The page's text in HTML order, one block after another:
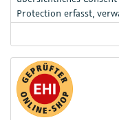
Protection erfasst,